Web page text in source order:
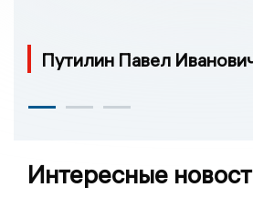
Путилин Павел
Интересные